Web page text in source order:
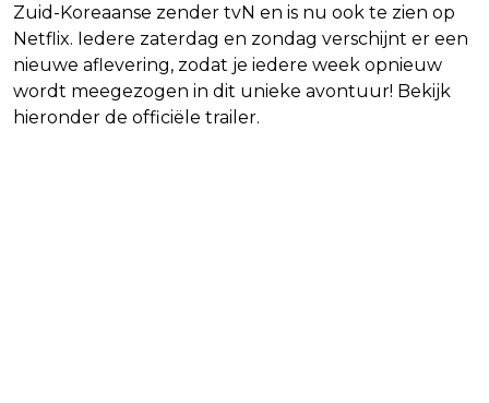
Zuid-Koreaanse zender tvN en is nu ook te zien op
Netflix. Iedere zaterdag en zondag verschijnt er een
nieuwe aflevering, zodat je iedere week opnieuw
wordt meegezogen in dit unieke avontuur! Bekijk
hieronder de officiële trailer.